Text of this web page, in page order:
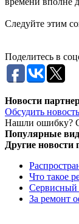
Следуйте этим
Поделитесь в
Новости
Обсудить новость
Нашли ошибку?
Популярные
Другие новости
Что такое
Сервисный
За ремонт